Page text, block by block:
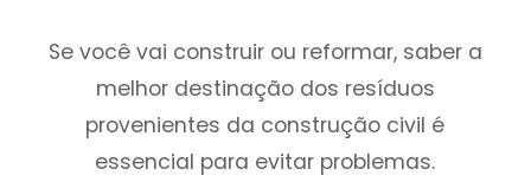
Se você vai construir ou reformar, saber a
melhor destinação dos resíduos
provenientes da construção civil é
essencial para evitar problemas.